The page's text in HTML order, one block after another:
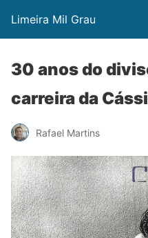
Limeira Mil Grau
30 anos do
carreira da
Rafael Martins